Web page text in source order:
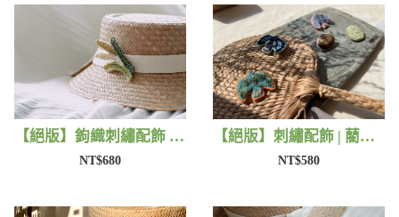
【絕版】鉤織刺繡配飾 | 藺子Xphytooo
NT$680
【絕版】刺繡配飾 | 藺子X撫子色生活
NT$580